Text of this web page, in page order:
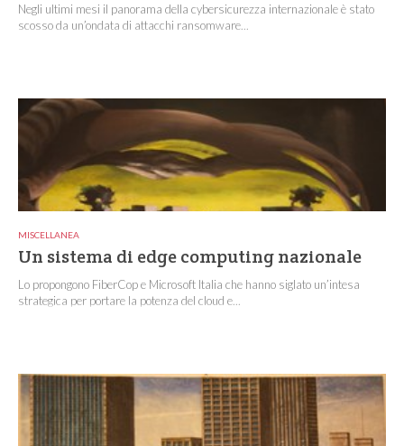
Negli ultimi mesi il panorama della cybersicurezza internazionale è stato
scosso da un’ondata di attacchi ransomware...
MISCELLANEA
Un sistema di edge computing nazionale
Lo propongono FiberCop e Microsoft Italia che hanno siglato un’intesa
strategica per portare la potenza del cloud e...